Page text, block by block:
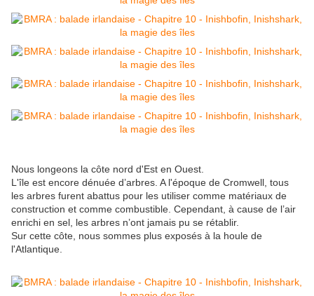
Nous longeons la côte nord d'Est en Ouest.
L'île est encore dénuée d’arbres. A l'époque de Cromwell, tous
les arbres furent abattus pour les utiliser comme matériaux de
construction et comme combustible. Cependant, à cause de l’air
enrichi en sel, les arbres n’ont jamais pu se rétablir.
Sur cette côte, nous sommes plus exposés à la houle de
l'Atlantique.